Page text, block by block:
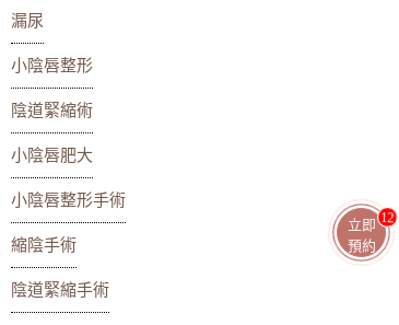
漏尿
小陰唇整形
陰道緊縮術
小陰唇肥大
小陰唇整形手術
縮陰手術
陰道緊縮手術
立即
預約
11